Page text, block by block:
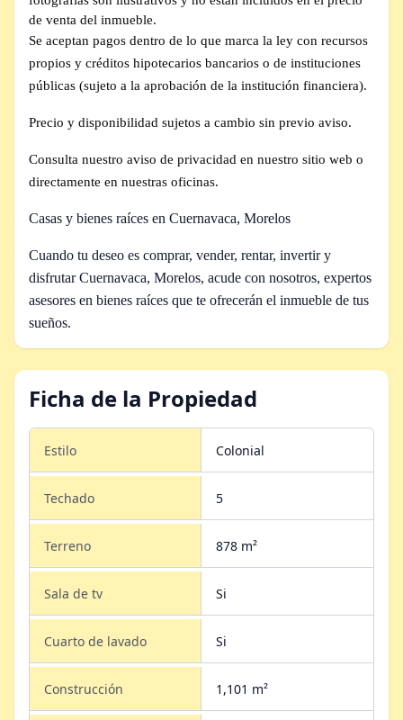
de venta del inmueble.
Se aceptan pagos dentro de lo que marca la ley con recursos
propios y créditos hipotecarios bancarios o de instituciones
públicas (sujeto a la aprobación de la institución financiera).
Precio y disponibilidad sujetos a cambio sin previo aviso.
Consulta nuestro aviso de privacidad en nuestro sitio web o
directamente en nuestras oficinas.
Casas y bienes raíces en Cuernavaca, Morelos
Cuando tu deseo es comprar, vender, rentar, invertir y
disfrutar Cuernavaca, Morelos, acude con nosotros, expertos
asesores en bienes raíces que te ofrecerán el inmueble de tus
sueños.
Ficha de la Propiedad
Estilo Colonial
Techado 5
Terreno 878 m²
Sala de tv Si
Cuarto de lavado Si
Construcción 1,101 m²